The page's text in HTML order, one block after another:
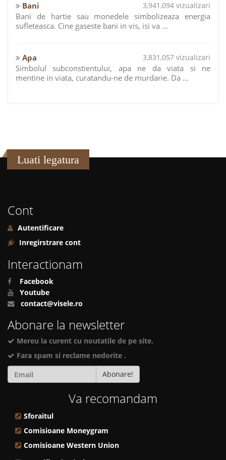
Bani 3,941,094 vizualizari
Bani de hartie sau monedele simbolizeaza energia
sufleteasca. Cine gaseste bani in vis, isi va ...
Apa 3,831,057 vizualizari
Simbolul subconstientului, apa ne da viata si ne
mentine in viata, curatandu-ne de murdarie. Da ...
Luati legatura
Cont
Autentificare
Inregirstrare cont
Interactionam
Facebook
Youtube
contact@visele.ro
Abonare la newsletter
Mereu la curent cu noutatile de pe site.
Fara spam si reclame nedorite .
Abonare!
Va recomandam
Sforaitul
Comisioane Moneygram
Comisioane Western Union